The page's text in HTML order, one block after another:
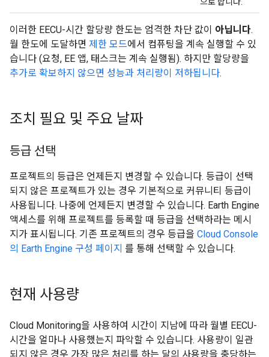
이러한 EECU-시간 할당량 한도는 엄격한 차단 값이 아닙니다.
월 한도에 도달하면 제한 모드에서 컴퓨팅을 계속 실행할 수 있
습니다 (요청, EE 앱, 태스크는 계속 실행됨). 하지만 할당량을
추가로 확보하지 않으면 성능과 처리량이 저하됩니다.
조치 필요 및 주요 날짜
등급 선택
프로젝트의 등급은 언제든지 변경할 수 있습니다. 등급이 선택
되지 않은 프로젝트가 있는 경우 기본적으로 커뮤니티 등급이
사용됩니다. 나중에 언제든지 변경할 수 있습니다. Earth Engine
액세스를 위해 프로젝트를 등록할 때 등급을 선택하라는 메시
지가 표시됩니다. 기존 프로젝트의 경우 등급을 Cloud Console
의 Earth Engine 구성 페이지 를 통해 선택할 수 있습니다.
현재 사용량
Cloud Monitoring을 사용하여 시간이 지남에 따라 월별 EECU-
시간을 얼마나 사용했는지 파악할 수 있습니다. 사용량이 일관
되지 않은 경우 가장 많은 처리를 하는 달의 사용량을 충당하는